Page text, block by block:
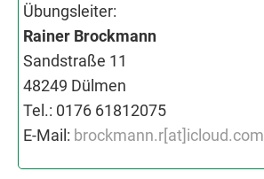
Übungsleiter:
Rainer Brockmann
Sandstraße 11
48249 Dülmen
Tel.: 0176 61812075
E-Mail: brockmann.r[at]icloud.com